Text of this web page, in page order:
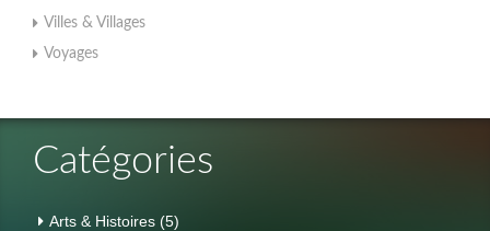
Villes & Villages
Voyages
Catégories
Arts & Histoires (5)